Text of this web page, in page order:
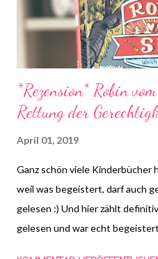
*Rezension* Robin
Rettung der
April 01, 2019
Ganz schön viele Kinderbücher
weil was begeistert, darf auch
gelesen :) Und hier zählt
gelesen und war echt